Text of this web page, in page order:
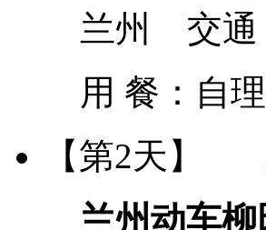
兰州 交通
用 餐： 自
【第2天】
兰州动车